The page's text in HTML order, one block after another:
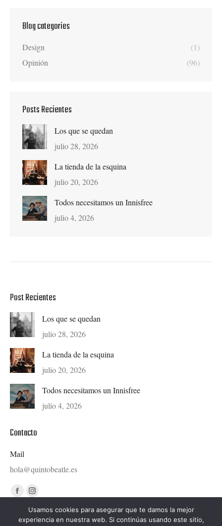
Blog categories
Design
(1)
Opinión
(96)
Posts Recientes
Los que se quedan
julio 28, 2026
La tienda de la esquina
julio 20, 2026
Todos necesitamos un Innisfree
julio 4, 2026
Post Recientes
Los que se quedan
julio 28, 2026
La tienda de la esquina
julio 20, 2026
Todos necesitamos un Innisfree
julio 4, 2026
Contacto
Mail
hola@quintobeatle.es
Find us on:
Facebook
page
opens
Instagram
page
opens
Usamos cookies para asegurar que te damos la mejor
experiencia en nuestra web. Si continúas usando este sitio,